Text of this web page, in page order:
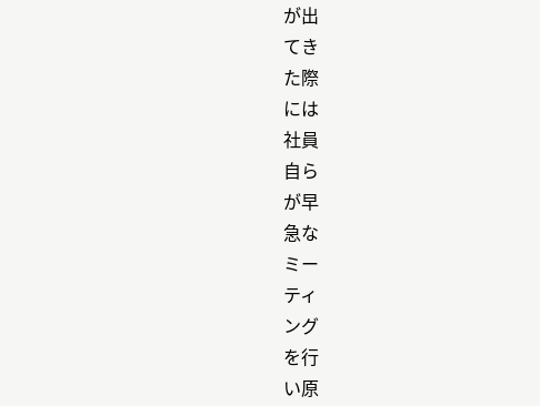
が出
てき
た際
には
社員
自ら
が早
急な
ミー
ティ
ング
を行
い原